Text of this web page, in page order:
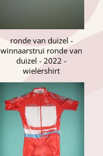
ronde van duizel -
winnaarstrui ronde van
duizel - 2022 -
wielershirt